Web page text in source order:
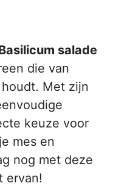
salade
die van
Met zijn
keuze voor
mes en
nog met deze
ervan!